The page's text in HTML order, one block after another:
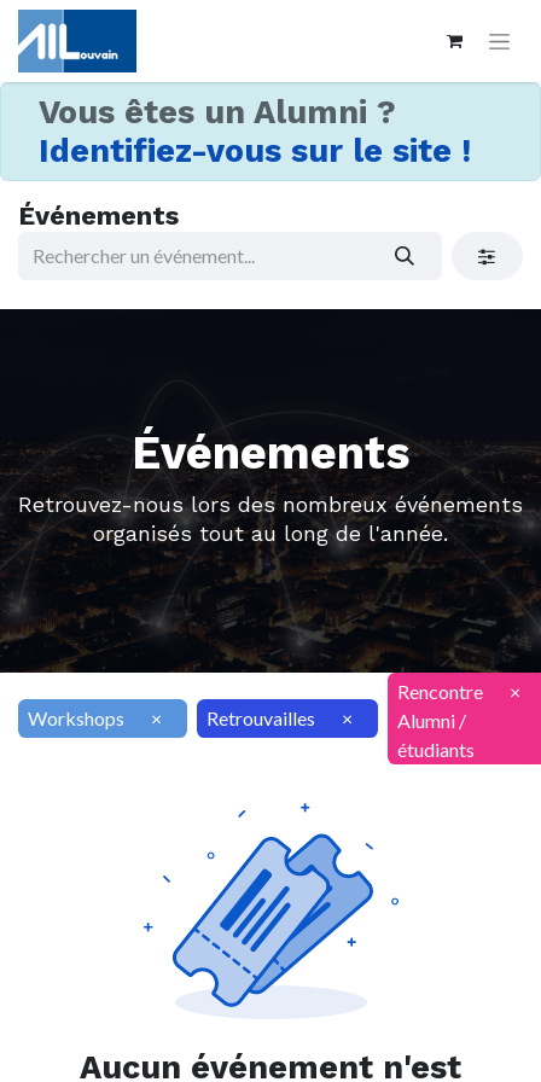
Vous êtes un Alumni ?
Identifiez-vous sur le site !
Événements
Événements
Retrouvez-nous lors des nombreux événements
organisés tout au long de l'année.
Workshops × Retrouvailles ×
Rencontre
Alumni /
étudiants
×
Aucun événement n'est